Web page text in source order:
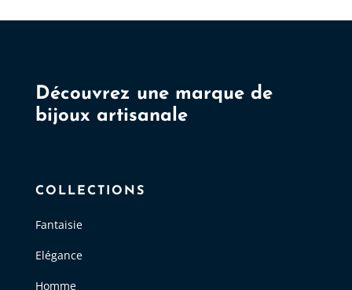
Découvrez une marque de
bijoux artisanale
COLLECTIONS
Fantaisie
Elégance
Homme